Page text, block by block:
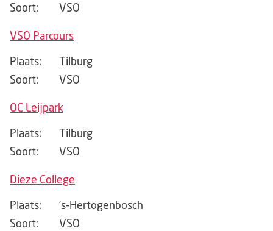
Soort:
VSO
VSO Parcours
Plaats:
Tilburg
Soort:
VSO
OC Leijpark
Plaats:
Tilburg
Soort:
VSO
Dieze College
Plaats:
’s-Hertogenbosch
Soort:
VSO